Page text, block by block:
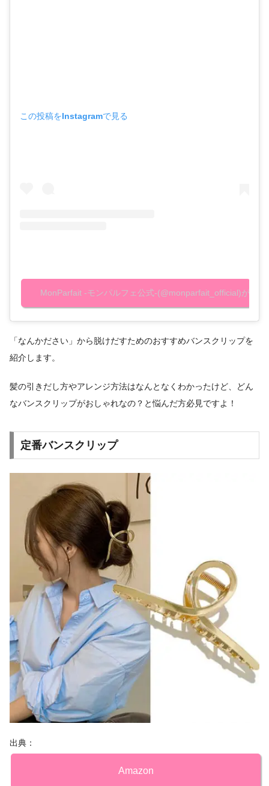
この投稿をInstagramで見る
MonParfait -モンパルフェ公式-(@monparfait_official)がシェ
「なんかださい」から脱けだすためのおすすめバンスクリップを
紹介します。
髪の引きだし方やアレンジ方法はなんとなくわかったけど、どん
なバンスクリップがおしゃれなの？と悩んだ方必見ですよ！
定番バンスクリップ
出典：
Amazon